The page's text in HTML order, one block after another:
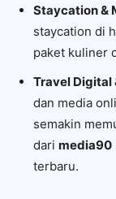
Staycation &
staycation di
paket kuliner
Travel Digital
dan media
semakin
dari media90
terbaru.